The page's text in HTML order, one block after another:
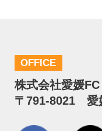
OFFICE
株式会社愛媛
〒791-8021 愛